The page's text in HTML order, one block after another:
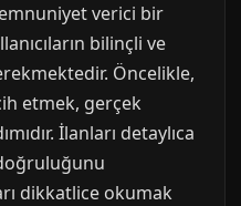
verici bir
bilinçli ve
Öncelikle,
etmek, gerçek
İlanları detaylıca
dikkatlice okumak